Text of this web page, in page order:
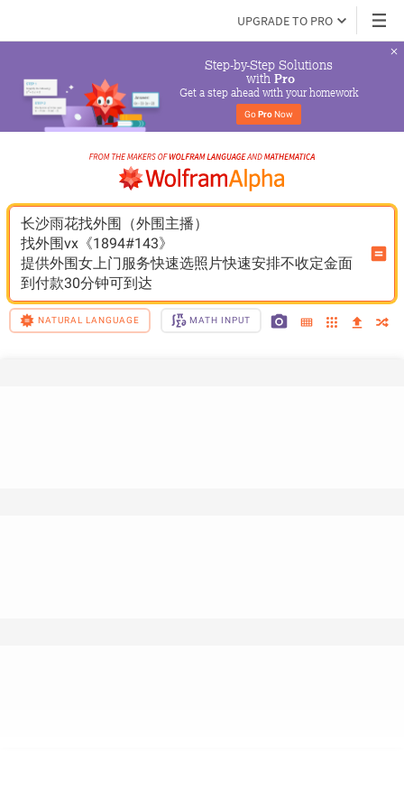
UPGRADE TO PRO
Step-by-Step Solutions
with Pro
Get a step ahead with your homework
Go Pro Now
长沙雨花找外围（外围主播）
找外围vx《1894#143》
提供外围女上门服务快速选照片快速安排不收定金面
到付款30分钟可到达
NATURAL LANGUAGE MATH INPUT